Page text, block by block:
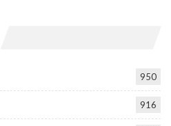
950
916